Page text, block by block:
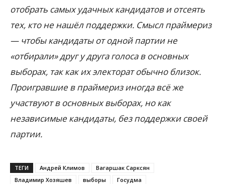
отобрать самых удачных кандидатов и отсеять
тех, кто не нашёл поддержки. Смысл праймериз
— чтобы кандидаты от одной партии не
«отбирали» друг у друга голоса в основных
выборах, так как их электорат обычно близок.
Проигравшие в праймериз иногда всё же
участвуют в основных выборах, но как
независимые кандидаты, без поддержки своей
партии.
ТЕГИ Андрей Климов
Вагаршак Сарксян
Владимир Хозяшев
выборы
Госудма